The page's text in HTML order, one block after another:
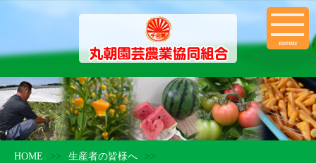
menu
HOME >> 生産者の皆様へ
>>